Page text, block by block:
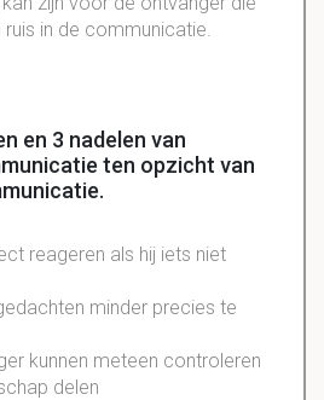
in de communicatie.
en 3 nadelen van
ten opzicht van
reageren als hij iets niet
minder precies te
kunnen meteen controleren
delen